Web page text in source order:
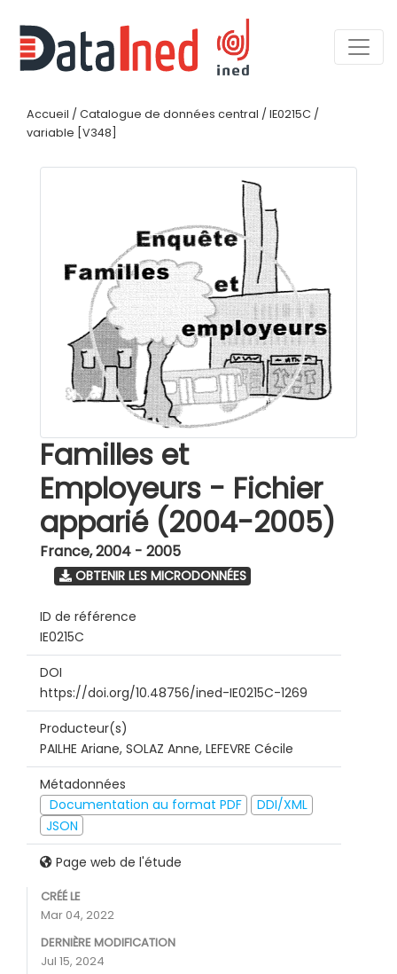
Accueil / Catalogue de données central / IE0215C /
variable [V348]
Familles et
Employeurs - Fichier
apparié (2004-2005)
France,2004 - 2005
OBTENIR LES MICRODONNÉES
ID de référence
IE0215C
DOI
https://doi.org/10.48756/ined-IE0215C-1269
Producteur(s)
PAILHE Ariane, SOLAZ Anne, LEFEVRE Cécile
Métadonnées
Documentation au format PDF
DDI/XML
JSON
Page web de l'étude
CRÉÉ LE
Mar 04, 2022
DERNIÈRE MODIFICATION
Jul 15, 2024